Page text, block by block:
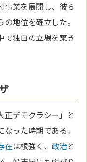
事業を展開し、彼ら
地位を確立した。
で独自の立場を築き
正デモクラシー」と
った時期である。
在は根強く、 政治と